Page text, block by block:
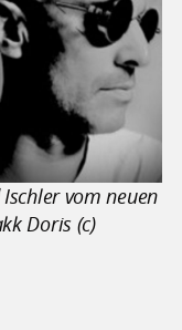
vom neuen
Doris (c)